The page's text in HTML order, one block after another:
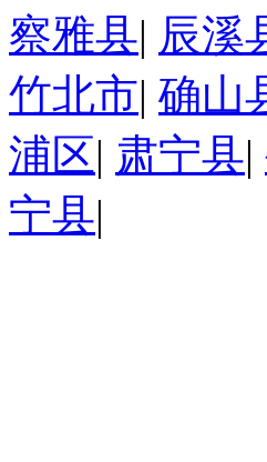
察雅县| 辰溪
竹北市| 确山
浦区| 肃宁县|
宁县|